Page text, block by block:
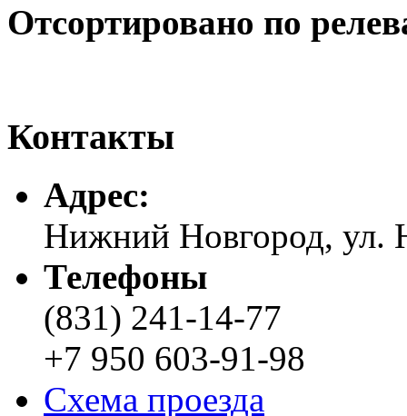
Отсортировано по
Контакты
Адреc:
Нижний Новгород, ул.
Телефоны
(831) 241-14-77
+7 950 603-91-98
Схема проезда